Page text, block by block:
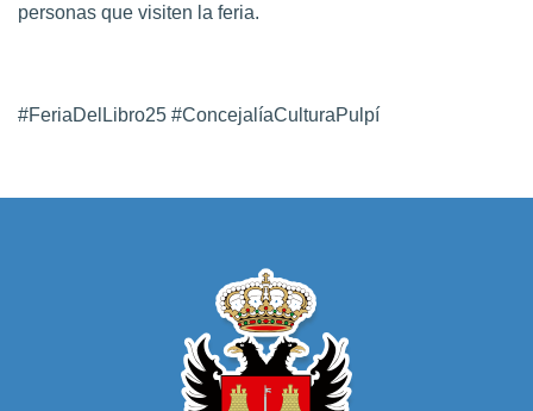
personas que visiten la feria.
#FeriaDelLibro25 #ConcejalíaCulturaPulpí